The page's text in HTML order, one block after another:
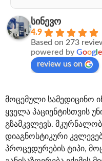
სინევო
4.9
Based on 273
powered by Goog e
review us on
მოცემული სამედიცინო
ყველა პაციენტისთვის
გზამკვლევს.
დიაგნოსტიკური
პროცედურების ტიპი,